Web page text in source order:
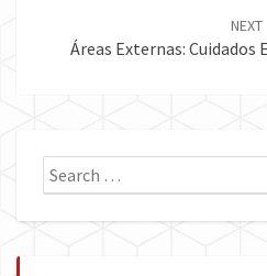
NEXT
Áreas Externas: Cuidados
Search
for: